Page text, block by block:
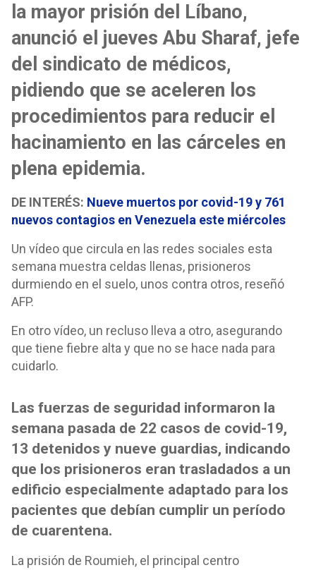
la mayor prisión del Líbano,
anunció el jueves Abu Sharaf, jefe
del sindicato de médicos,
pidiendo que se aceleren los
procedimientos para reducir el
hacinamiento en las cárceles en
plena epidemia.
DE INTERÉS: Nueve muertos por covid-19 y 761
nuevos contagios en Venezuela este miércoles
Un vídeo que circula en las redes sociales esta
semana muestra celdas llenas, prisioneros
durmiendo en el suelo, unos contra otros, reseñó
AFP.
En otro vídeo, un recluso lleva a otro, asegurando
que tiene fiebre alta y que no se hace nada para
cuidarlo.
Las fuerzas de seguridad informaron la
semana pasada de 22 casos de covid-19,
13 detenidos y nueve guardias, indicando
que los prisioneros eran trasladados a un
edificio especialmente adaptado para los
pacientes que debían cumplir un período
de cuarentena.
La prisión de Roumieh, el principal centro